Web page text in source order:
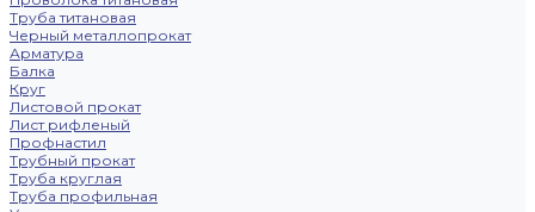
Труба титановая
Черный металлопрокат
Арматура
Балка
Круг
Листовой прокат
Лист рифленый
Профнастил
Трубный прокат
Труба круглая
Труба профильная